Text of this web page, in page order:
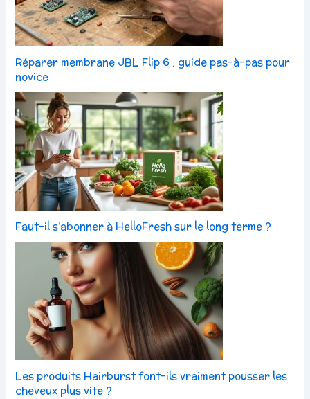
Réparer membrane JBL Flip 6 : guide pas-à-pas pour
novice
Faut-il s’abonner à HelloFresh sur le long terme ?
Les produits Hairburst font-ils vraiment pousser les
cheveux plus vite ?